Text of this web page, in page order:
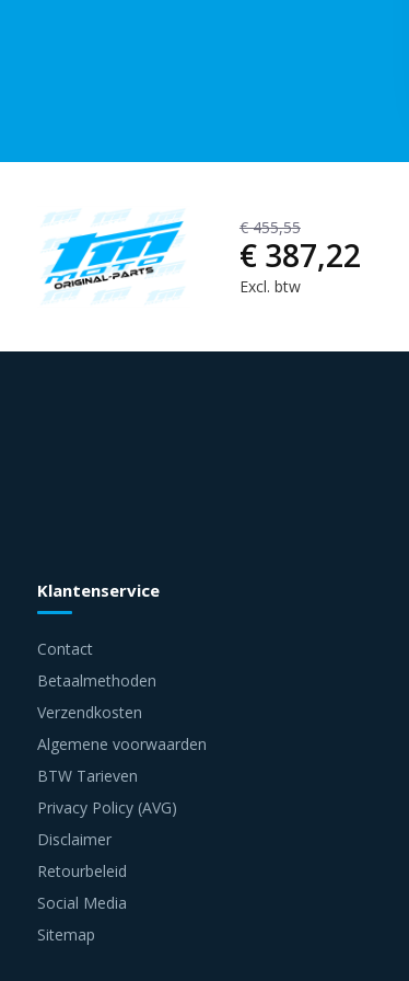
€ 455,55
€ 387,22
Excl. btw
Klantenservice
Contact
Betaalmethoden
Verzendkosten
Algemene voorwaarden
BTW Tarieven
Privacy Policy (AVG)
Disclaimer
Retourbeleid
Social Media
Sitemap